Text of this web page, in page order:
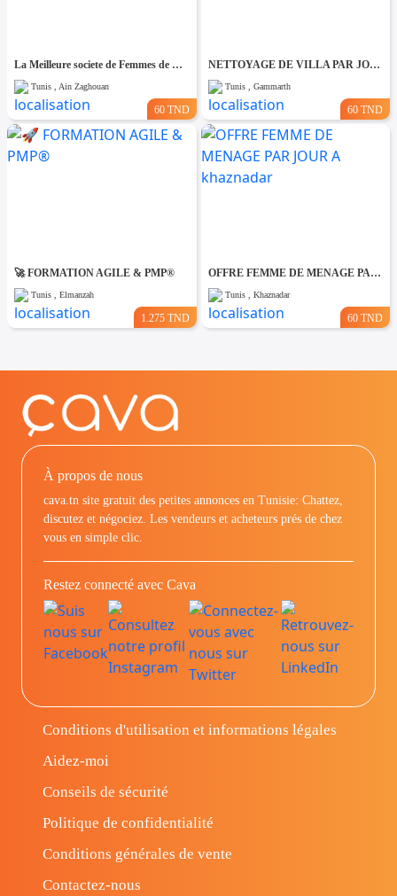
La Meilleure societe de Femmes de Ménage A Ain zaghouane
Tunis , Ain Zaghouan
60 TND
NETTOYAGE DE VILLA PAR JOUR A Gammarth
Tunis , Gammarth
60 TND
🚀 FORMATION AGILE & PMP®
Tunis , Elmanzah
1.275 TND
OFFRE FEMME DE MENAGE PAR JOUR A khaznadar
Tunis , Khaznadar
60 TND
À propos de nous
cava.tn site gratuit des petites annonces en Tunisie: Chattez,
discutez et négociez. Les vendeurs et acheteurs prés de chez
vous en simple clic.
Restez connecté avec Cava
Conditions d'utilisation et informations légales
Aidez-moi
Conseils de sécurité
Politique de confidentialité
Conditions générales de vente
Contactez-nous